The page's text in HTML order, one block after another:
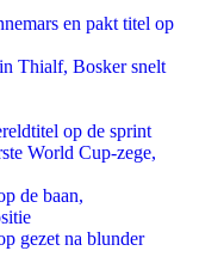
en pakt titel op
Thialf, Bosker snelt
op de sprint
World Cup-zege,
de baan,
gezet na blunder